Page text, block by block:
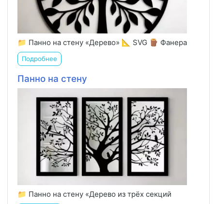
📁 Панно на стену «Дерево» 📐 SVG 🪵 Фанера
Подробнее
Панно на стену
📁 Панно на стену «Дерево из трёх секций